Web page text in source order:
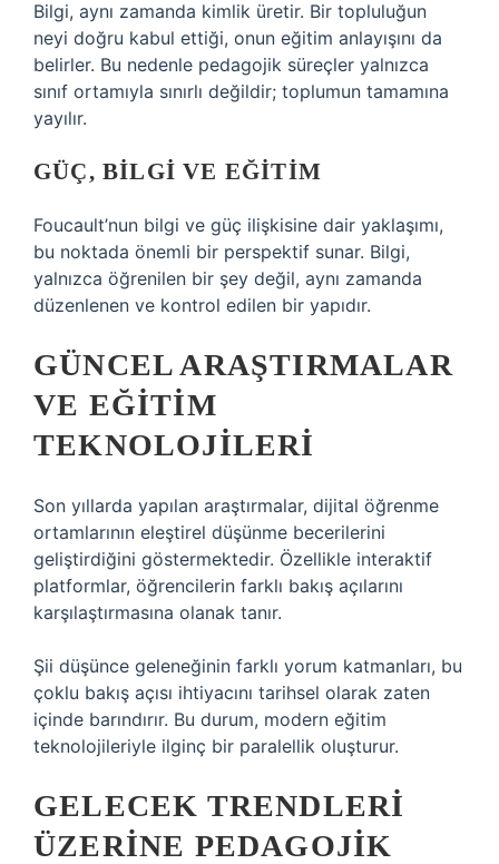
Bilgi, aynı zamanda kimlik üretir. Bir topluluğun
neyi doğru kabul ettiği, onun eğitim anlayışını da
belirler. Bu nedenle pedagojik süreçler yalnızca
sınıf ortamıyla sınırlı değildir; toplumun tamamına
yayılır.
GÜÇ, BILGI VE EĞITIM
Foucault’nun bilgi ve güç ilişkisine dair yaklaşımı,
bu noktada önemli bir perspektif sunar. Bilgi,
yalnızca öğrenilen bir şey değil, aynı zamanda
düzenlenen ve kontrol edilen bir yapıdır.
GÜNCEL ARAŞTIRMALAR
VE EĞITIM
TEKNOLOJILERI
Son yıllarda yapılan araştırmalar, dijital öğrenme
ortamlarının eleştirel düşünme becerilerini
geliştirdiğini göstermektedir. Özellikle interaktif
platformlar, öğrencilerin farklı bakış açılarını
karşılaştırmasına olanak tanır.
Şii düşünce geleneğinin farklı yorum katmanları, bu
çoklu bakış açısı ihtiyacını tarihsel olarak zaten
içinde barındırır. Bu durum, modern eğitim
teknolojileriyle ilginç bir paralellik oluşturur.
GELECEK TRENDLERI
ÜZERINE PEDAGOJIK